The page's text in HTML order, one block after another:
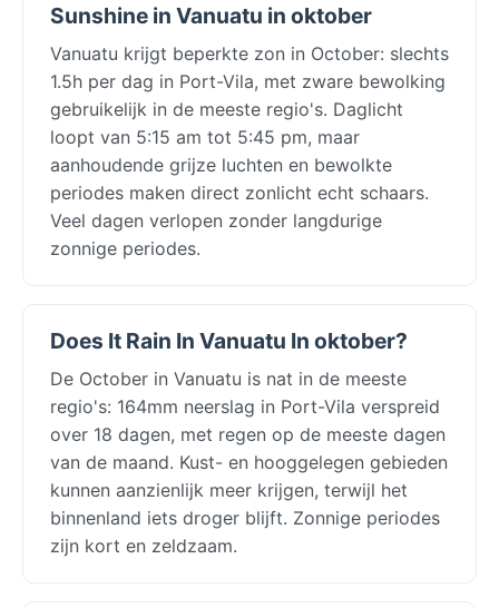
Sunshine in Vanuatu in oktober
Vanuatu krijgt beperkte zon in October: slechts
1.5h per dag in Port-Vila, met zware bewolking
gebruikelijk in de meeste regio's. Daglicht
loopt van 5:15 am tot 5:45 pm, maar
aanhoudende grijze luchten en bewolkte
periodes maken direct zonlicht echt schaars.
Veel dagen verlopen zonder langdurige
zonnige periodes.
Does It Rain In Vanuatu In oktober?
De October in Vanuatu is nat in de meeste
regio's: 164mm neerslag in Port-Vila verspreid
over 18 dagen, met regen op de meeste dagen
van de maand. Kust- en hooggelegen gebieden
kunnen aanzienlijk meer krijgen, terwijl het
binnenland iets droger blijft. Zonnige periodes
zijn kort en zeldzaam.